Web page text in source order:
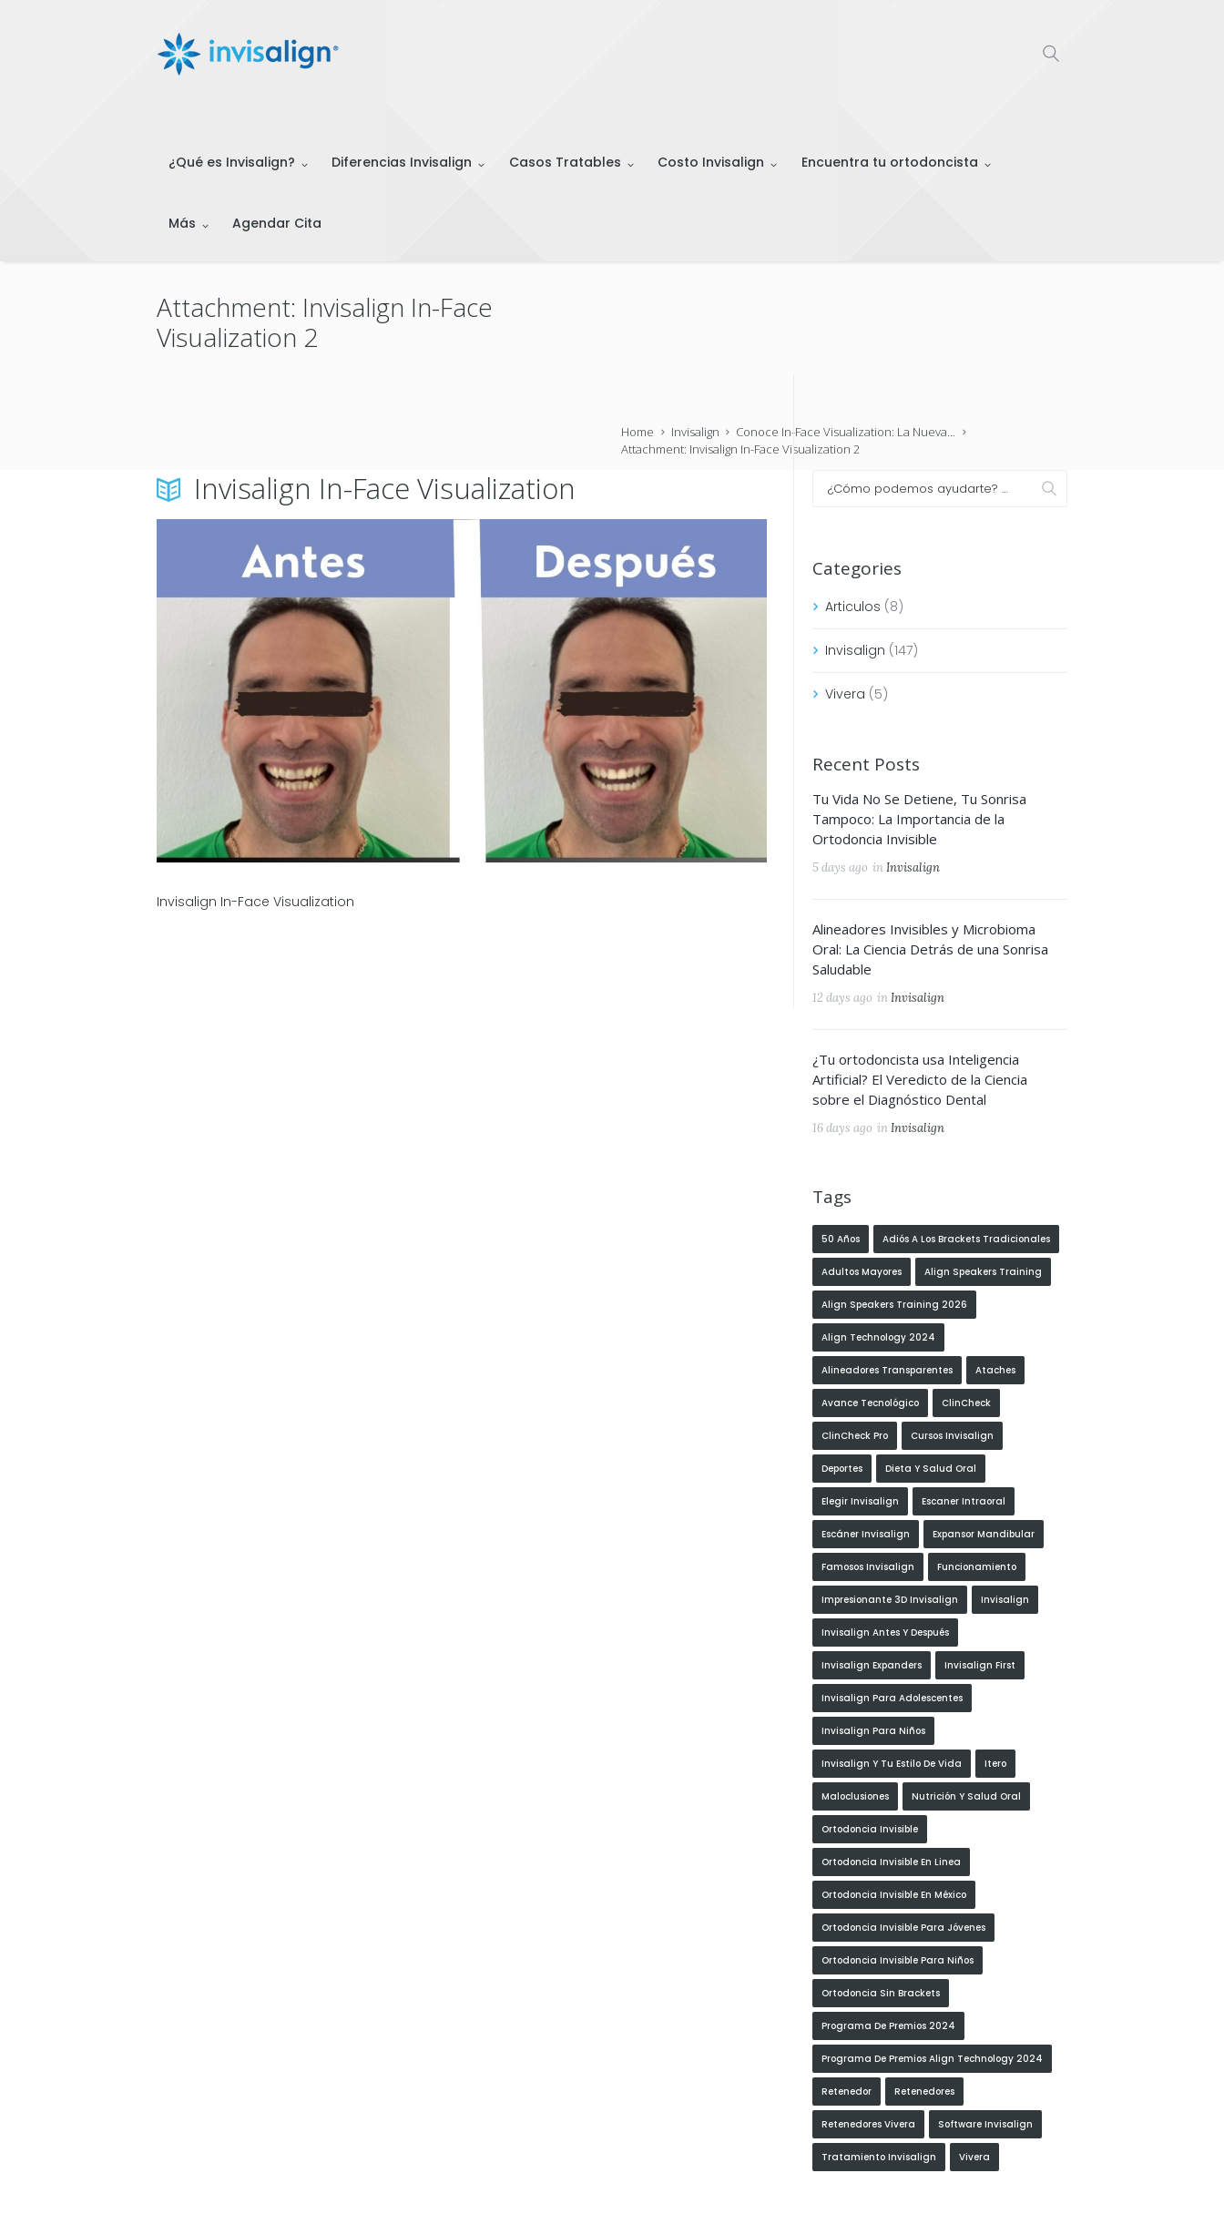
¿Qué es Invisalign? Diferencias Invisalign Casos Tratables Costo Invisalign Encuentra tu ortodoncista
Más Agendar Cita
Attachment: Invisalign In-Face
Visualization 2
Home Invisalign
Conoce In-Face Visualization: La Nueva...
Attachment: Invisalign In-Face Visualization 2
Invisalign In-Face Visualization
Invisalign In-Face Visualization
Categories
Articulos (8)
Invisalign (147)
Vivera (5)
Recent Posts
Tu Vida No Se Detiene, Tu Sonrisa
Tampoco: La Importancia de la
Ortodoncia Invisible
5 days ago inInvisalign
Alineadores Invisibles y Microbioma
Oral: La Ciencia Detrás de una Sonrisa
Saludable
12 days ago inInvisalign
¿Tu ortodoncista usa Inteligencia
Artificial? El Veredicto de la Ciencia
sobre el Diagnóstico Dental
16 days ago inInvisalign
Tags
50 Años Adiós A Los Brackets Tradicionales
Adultos Mayores Align Speakers Training
Align Speakers Training 2026
Align Technology 2024
Alineadores Transparentes Ataches
Avance Tecnológico ClinCheck
ClinCheck Pro Cursos Invisalign
Deportes Dieta Y Salud Oral
Elegir Invisalign Escaner Intraoral
Escáner Invisalign Expansor Mandibular
Famosos Invisalign Funcionamiento
Impresionante 3D Invisalign Invisalign
Invisalign Antes Y Después
Invisalign Expanders Invisalign First
Invisalign Para Adolescentes
Invisalign Para Niños
Invisalign Y Tu Estilo De Vida Itero
Maloclusiones Nutrición Y Salud Oral
Ortodoncia Invisible
Ortodoncia Invisible En Linea
Ortodoncia Invisible En México
Ortodoncia Invisible Para Jóvenes
Ortodoncia Invisible Para Niños
Ortodoncia Sin Brackets
Programa De Premios 2024
Programa De Premios Align Technology 2024
Retenedor Retenedores
Retenedores Vivera Software Invisalign
Tratamiento Invisalign Vivera